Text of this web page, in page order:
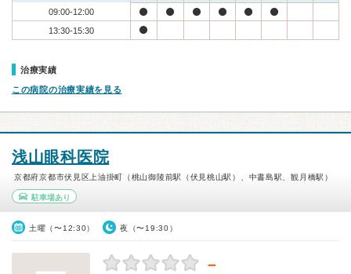
09:00-12:00
13:30-15:30
治療実績
この病院の治療実績を見る
浅山眼科医院
京都府京都市伏見区上油掛町（桃山御陵前駅（伏見桃山駅）、中書島駅、観月橋駅）
駐車場あり
土曜（〜12:30） 夜（〜19:30）
－